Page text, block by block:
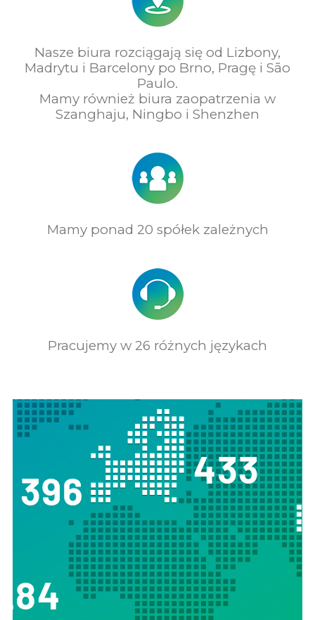
Nasze biura rozciągają się od Lizbony,
Madrytu i Barcelony po Brno, Pragę i São
Paulo.
Mamy również biura zaopatrzenia w
Szanghaju, Ningbo i Shenzhen
Mamy ponad 20 spółek zależnych
Pracujemy w 26 różnych językach